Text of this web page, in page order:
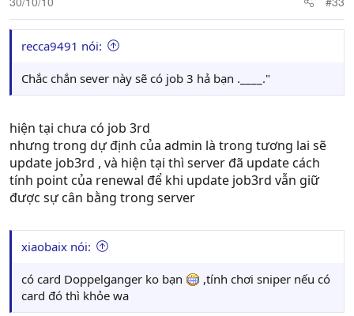
recca9491 nói:
Chắc chắn sever này sẽ có job 3 hả bạn .____."
hiện tại chưa có job 3rd
nhưng trong dự định của admin là trong tương lai sẽ
update job3rd , và hiện tại thì server đã update cách
tính point của renewal để khi update job3rd vẫn giữ
được sự cân bằng trong server
xiaobaix nói:
có card Doppelganger ko bạn
,tính chơi sniper nếu có
card đó thì khỏe wa